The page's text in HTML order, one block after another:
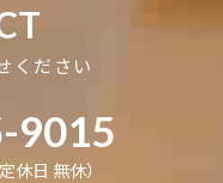
ください
9015
休日 無休）